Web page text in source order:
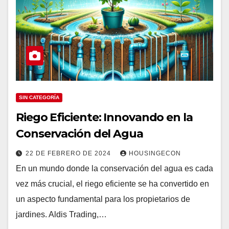
SIN CATEGORÍA
Riego Eficiente: Innovando en la
Conservación del Agua
22 DE FEBRERO DE 2024 HOUSINGECON
En un mundo donde la conservación del agua es cada
vez más crucial, el riego eficiente se ha convertido en
un aspecto fundamental para los propietarios de
jardines. Aldis Trading,…